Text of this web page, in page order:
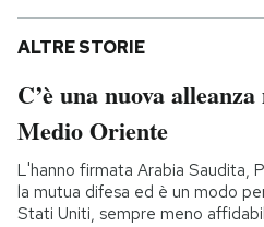
ALTRE STORIE
C’è una nuova
Medio Oriente
L'hanno firmata Arabia Saudita,
la mutua difesa ed è un modo
Stati Uniti, sempre meno